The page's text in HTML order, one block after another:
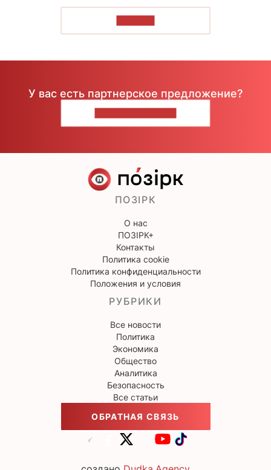
У вас есть партнерское предложение?
ПОЗІРК
О нас
ПОЗІРК+
Контакты
Политика cookie
Политика конфиденциальности
Положения и условия
РУБРИКИ
Все новости
Политика
Экономика
Общество
Аналитика
Безопасность
Все статьи
ОБРАТНАЯ СВЯЗЬ